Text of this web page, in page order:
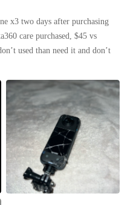
x3 two days after purchasing
care purchased, $45 vs
used than need it and don’t